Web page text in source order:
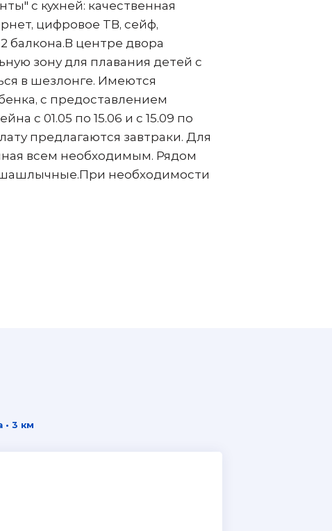
с кухней: качественная
цифровое ТВ, сейф,
балкона.В центре двора
зону для плавания детей с
в шезлонге. Имеются
с предоставлением
с 01.05 по 15.06 и с 15.09 по
предлагаются завтраки. Для
всем необходимым. Рядом
шашлычные.При необходимости
• 3 км